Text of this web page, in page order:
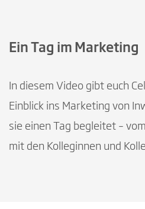
Ein Tag im Marketing
In diesem Video gibt euch
Einblick ins Marketing von
sie einen Tag begleitet –
mit den Kolleginnen und